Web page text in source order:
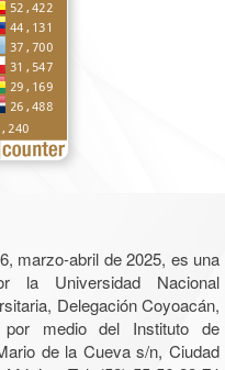
marzo-abril de 2025, es una
la Universidad Nacional
Delegación Coyoacán,
medio del Instituto de
de la Cueva s/n, Ciudad